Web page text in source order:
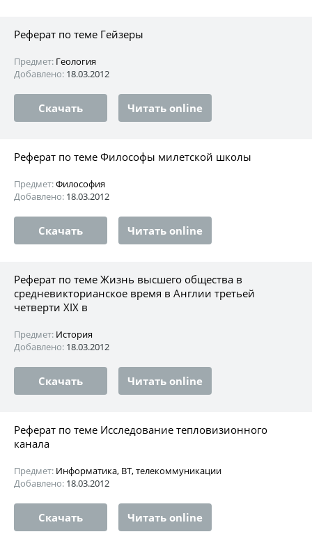
Реферат по теме Гейзеры
Предмет: Геология
Добавлено: 18.03.2012
Скачать Читать online
Реферат по теме Философы милетской школы
Предмет:Философия
Добавлено: 18.03.2012
Скачать Читать online
Реферат по теме Жизнь высшего общества в
средневикторианское время в Англии третьей
четверти XIX в
Предмет: История
Добавлено: 18.03.2012
Скачать Читать online
Реферат по теме Исследование тепловизионного
канала
Предмет: Информатика, ВТ, телекоммуникации
Добавлено: 18.03.2012
Скачать Читать online